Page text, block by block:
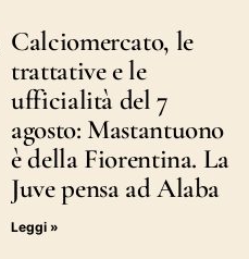
Calciomercato, le
trattative e le
ufficialità del 7
agosto: Mastantuono
è della Fiorentina. La
Juve pensa ad Alaba
Leggi »